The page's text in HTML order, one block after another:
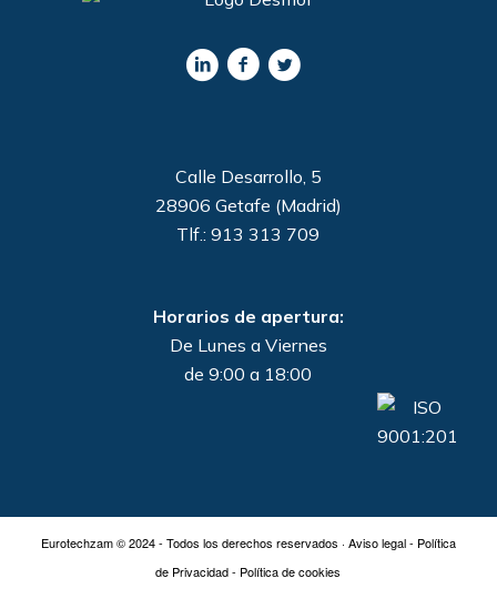
Calle Desarrollo, 5
28906 Getafe (Madrid)
Tlf.: 913 313 709
Horarios de apertura:
De Lunes a Viernes
de 9:00 a 18:00
Eurotechzam © 2024 - Todos los derechos reservados · Aviso legal- Política
de Privacidad- Política de cookies